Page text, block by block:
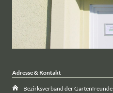
Adresse & Kontakt
Bezirksverband der Gartenfreunde